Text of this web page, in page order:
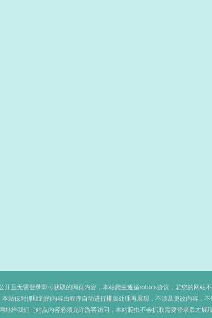
开且无需登录即可获取的网页内容，本站爬虫遵循robots协议，若您的网站
本站仅对抓取到的内容由程序自动进行排版处理再展现，不涉及更改内容，不
址给我们（站点内容必须允许游客访问，本站爬虫不会抓取需要登录后才展